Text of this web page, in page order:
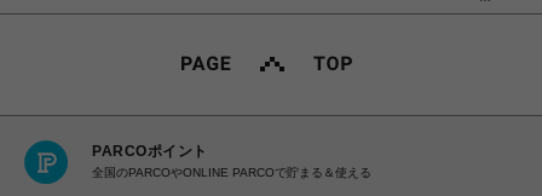
PARCOポイント
全国のPARCOやONLINE PARCOで貯まる＆使える